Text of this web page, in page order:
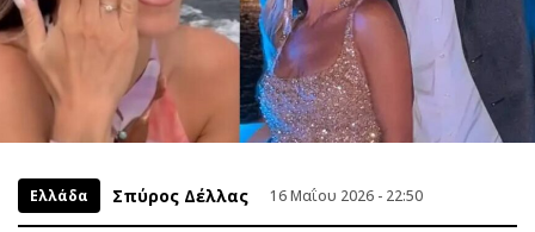
Ελλάδα Σπύρος Δέλλας 16 Μαΐου 2026 - 22:50